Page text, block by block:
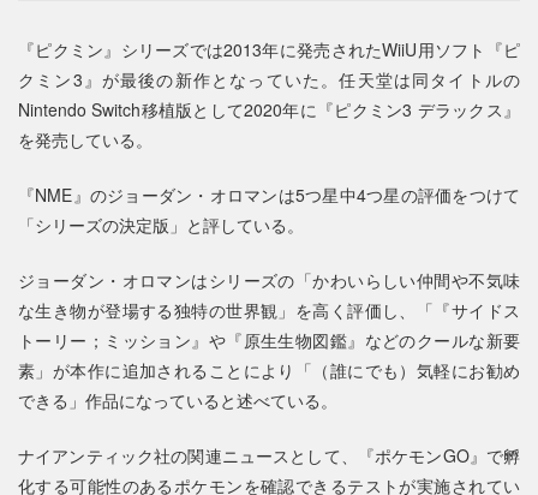
『ピクミン』シリーズでは2013年に発売されたWiiU用ソフト『ピ
クミン3』が最後の新作となっていた。任天堂は同タイトルの
Nintendo Switch移植版として2020年に『ピクミン3 デラックス』
を発売している。
『NME』のジョーダン・オロマンは5つ星中4つ星の評価をつけて
「シリーズの決定版」と評している。
ジョーダン・オロマンはシリーズの「かわいらしい仲間や不気味
な生き物が登場する独特の世界観」を高く評価し、「『サイドス
トーリー；ミッション』や『原生生物図鑑』などのクールな新要
素」が本作に追加されることにより「（誰にでも）気軽にお勧め
できる」作品になっていると述べている。
ナイアンティック社の関連ニュースとして、『ポケモンGO』で孵
化する可能性のあるポケモンを確認できるテストが実施されてい